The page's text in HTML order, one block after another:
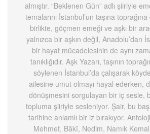
almıştır. “Beklenen Gün” adlı şiiriyle
temalarını İstanbul’un taşına
birlikte, göçmen emeği ve aşkı bir
yalnızca bir aşkın değil, Anadolu’dan
bir hayat mücadelesinin de aynı
tanıklığıdır. Aşk Yazarı, taşının
söylenen İstanbul’da çalışarak
ailesine umut olmayı hayal ederken,
dönüşmesini sorgulayan bir iç sesle,
topluma şiiriyle sesleniyor. Şair, bu
tarihine anlamlı bir iz bırakıyor.
Mehmet, Bâkî, Nedim, Namık